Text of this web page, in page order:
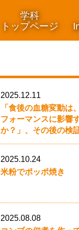
学科
トップページ
2025.12.11
「食後の血糖変動は
フォーマンスに影響
か？」、その後の検
2025.10.24
米粉でポッポ焼き
2025.08.08